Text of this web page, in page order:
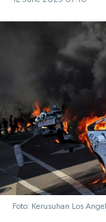
Foto: Kerusuhan Los